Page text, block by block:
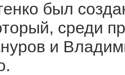
был
среди
и